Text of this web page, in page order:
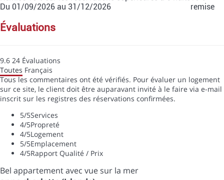
Du 01/09/2026 au 31/12/2026
remise
évaluations
9.6 24 Évaluations
Toutes Français
Tous les commentaires ont été vérifiés. Pour évaluer un logement
sur ce site, le client doit être auparavant invité à le faire via e-mail
inscrit sur les registres des réservations confirmées.
5/5Services
4/5Propreté
4/5Logement
5/5Emplacement
4/5Rapport Qualité / Prix
Bel appartement avec vue sur la mer